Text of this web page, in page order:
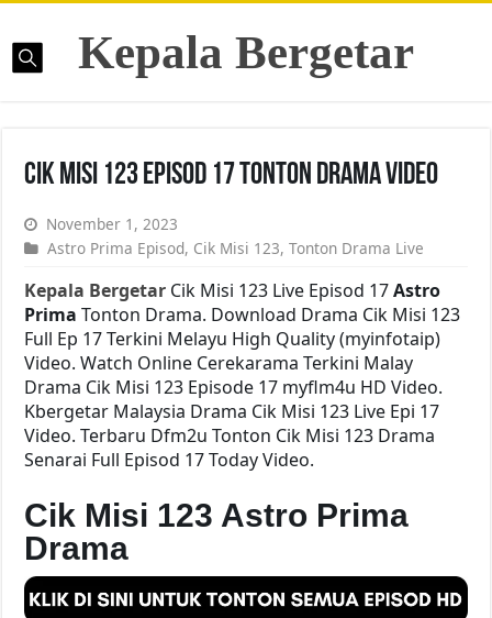
Kepala Bergetar
Cik Misi 123 Episod 17 Tonton Drama Video
November 1, 2023
Astro Prima Episod, Cik Misi 123,Tonton Drama Live
Kepala Bergetar Cik Misi 123 Live Episod 17Astro
PrimaTonton Drama. Download Drama Cik Misi 123
Full Ep 17 Terkini Melayu High Quality (myinfotaip)
Video. Watch Online Cerekarama Terkini Malay
Drama Cik Misi 123 Episode 17 myflm4u HD Video.
Kbergetar Malaysia Drama Cik Misi 123 Live Epi 17
Video. Terbaru Dfm2u Tonton Cik Misi 123 Drama
Senarai Full Episod 17 Today Video.
Cik Misi 123 Astro Prima
Drama